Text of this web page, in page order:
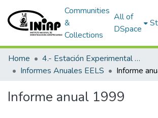
Communities
&
Collections
All of
DSpace
Home
4.- Estación Experimental Litoral Sur
Informes Anuales EELS
Informe
Informe anual 1999